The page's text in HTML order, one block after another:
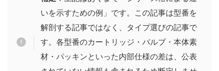
いを示すための例」です。この記事は型番を
解剖する記事ではなく、タイプ選びの記事で
す。各型番のカートリッジ・バルブ・本体素
材・パッキンといった内部仕様の差は、公表